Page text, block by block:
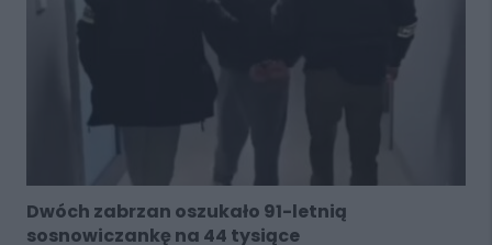
Dwóch zabrzan oszukało 91-letnią
sosnowiczankę na 44 tysiące